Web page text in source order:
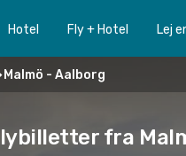
Hotel Fly + Hotel Lej
Malmö - Aalborg
fra